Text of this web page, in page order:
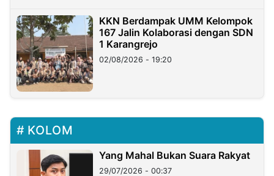
KKN Berdampak UMM Kelompok
167 Jalin Kolaborasi dengan SDN
1 Karangrejo
02/08/2026 - 19:20
KOLOM
Yang Mahal Bukan Suara Rakyat
29/07/2026 - 00:37